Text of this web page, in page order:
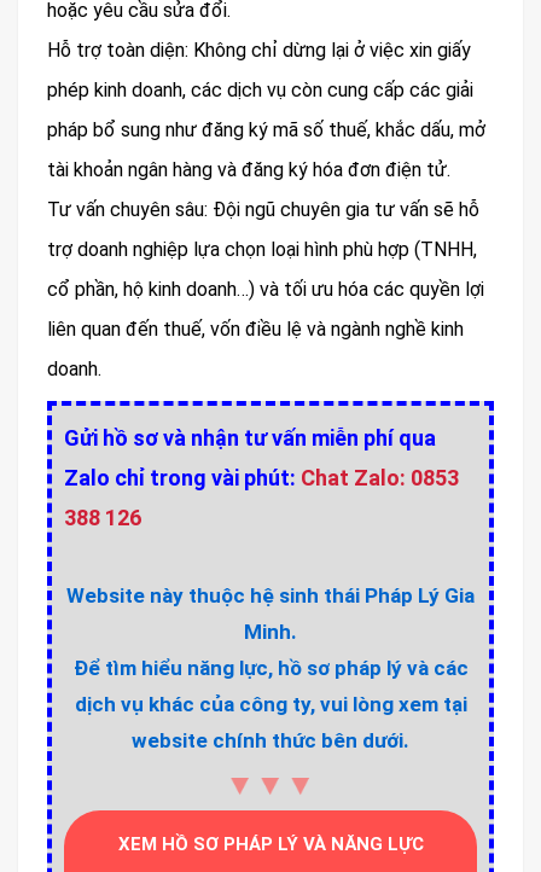
hoặc yêu cầu sửa đổi.
Hỗ trợ toàn diện: Không chỉ dừng lại ở việc xin giấy
phép kinh doanh, các dịch vụ còn cung cấp các giải
pháp bổ sung như đăng ký mã số thuế, khắc dấu, mở
tài khoản ngân hàng và đăng ký hóa đơn điện tử.
Tư vấn chuyên sâu: Đội ngũ chuyên gia tư vấn sẽ hỗ
trợ doanh nghiệp lựa chọn loại hình phù hợp (TNHH,
cổ phần, hộ kinh doanh…) và tối ưu hóa các quyền lợi
liên quan đến thuế, vốn điều lệ và ngành nghề kinh
doanh.
Gửi hồ sơ và nhận tư vấn miễn phí qua
Zalo chỉ trong vài phút: Chat Zalo: 0853
388 126
Website này thuộc hệ sinh thái Pháp Lý Gia
Minh.
Để tìm hiểu năng lực, hồ sơ pháp lý và các
dịch vụ khác của công ty, vui lòng xem tại
website chính thức bên dưới.
▼▼▼
XEM HỒ SƠ PHÁP LÝ VÀ NĂNG LỰC